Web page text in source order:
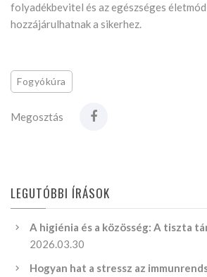
folyadékbevitel és az egészséges életmód
hozzájárulhatnak a sikerhez.
Fogyókúra
Megosztás
LEGUTÓBBI ÍRÁSOK
A higiénia és a közösség: A tiszta
2026.03.30
Hogyan hat a stressz az